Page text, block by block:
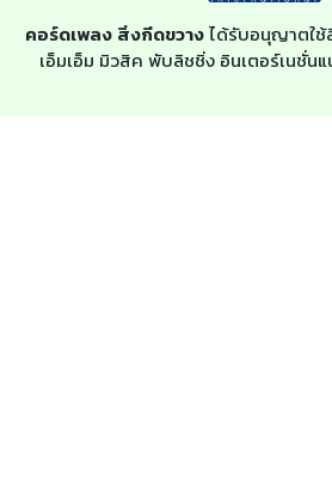
คอร์ดเพลง สิ่งกีดขวางได้รับอนุญาตใช้
เอ็มเอ็ม มิวสิค พับลิชชิ่ง อินเตอร์เนชั่น